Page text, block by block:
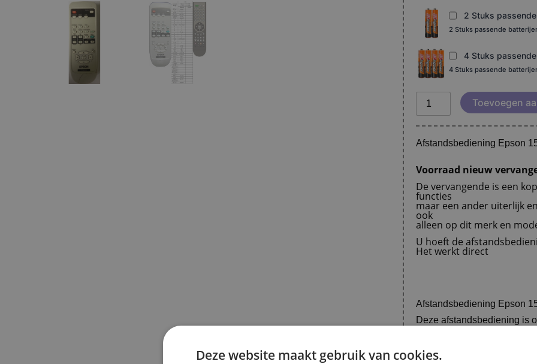
2 Stuks
2 Stuks passende
4 Stuks
4 Stuks passende
Toevoegen
Afstandsbediening Epson
Voorraad nieuw
De vervangende is een
functies
maar een ander uiterlijk
ook
alleen op dit merk en
U hoeft de
Het werkt direct
Afstandsbediening Epson
Deze afstandsbediening is
modellen, waardoor het
apparatuur. Het biedt een
ingewikkelde instellingen,
Deze website maakt gebruik van cookies.